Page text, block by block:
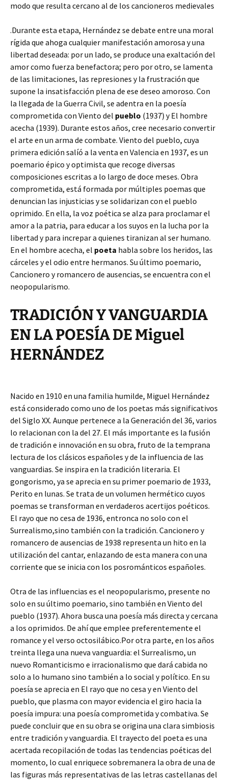
modo que resulta cercano al de los cancioneros medievales
.Durante esta etapa, Hernández se debate entre una moral
rígida que ahoga cualquier manifestación amorosa y una
libertad deseada: por un lado, se produce una exaltación del
amor como fuerza benefactora; pero por otro, se lamenta
de las limitaciones, las represiones y la frustración que
supone la insatisfacción plena de ese deseo amoroso. Con
la llegada de la Guerra Civil, se adentra en la poesía
comprometida con Viento del pueblo (1937) y El hombre
acecha (1939). Durante estos años, cree necesario convertir
el arte en un arma de combate. Viento del pueblo, cuya
primera edición salíó a la venta en Valencia en 1937, es un
poemario épico y optimista que recoge diversas
composiciones escritas a lo largo de doce meses. Obra
comprometida, está formada por múltiples poemas que
denuncian las injusticias y se solidarizan con el pueblo
oprimido. En ella, la voz poética se alza para proclamar el
amor a la patria, para educar a los suyos en la lucha por la
libertad y para increpar a quienes tiranizan al ser humano.
En el hombre acecha, el poeta habla sobre los heridos, las
cárceles y el odio entre hermanos. Su último poemario,
Cancionero y romancero de ausencias, se encuentra con el
neopopularismo.
TRADICIÓN Y VANGUARDIA
EN LA POESÍA DE Miguel
HERNÁNDEZ
Nacido en 1910 en una familia humilde, Miguel Hernández
está considerado como uno de los poetas más significativos
del Siglo XX. Aunque pertenece a la Generación del 36, varios
lo relacionan con la del 27. El más importante es la fusión
de tradición e innovación en su obra, fruto de la temprana
lectura de los clásicos españoles y de la influencia de las
vanguardias. Se inspira en la tradición literaria. El
gongorismo, ya se aprecia en su primer poemario de 1933,
Perito en lunas. Se trata de un volumen hermético cuyos
poemas se transforman en verdaderos acertijos poéticos.
El rayo que no cesa de 1936, entronca no solo con el
Surrealismo,sino también con la tradición. Cancionero y
romancero de ausencias de 1938 representa un hito en la
utilización del cantar, enlazando de esta manera con una
corriente que se inicia con los posrománticos españoles.
Otra de las influencias es el neopopularismo, presente no
solo en su último poemario, sino también en Viento del
pueblo (1937). Ahora busca una poesía más directa y cercana
a los oprimidos. De ahí que emplee preferentemente el
romance y el verso octosilábico.Por otra parte, en los años
treinta llega una nueva vanguardia: el Surrealismo, un
nuevo Romanticismo e irracionalismo que dará cabida no
solo a lo humano sino también a lo social y político. En su
poesía se aprecia en El rayo que no cesa y en Viento del
pueblo, que plasma con mayor evidencia el giro hacia la
poesía impura: una poesía comprometida y combativa. Se
puede concluir que en su obra se origina una clara simbiosis
entre tradición y vanguardia. El trayecto del poeta es una
acertada recopilación de todas las tendencias poéticas del
momento, lo cual enriquece sobremanera la obra de una de
las figuras más representativas de las letras castellanas del